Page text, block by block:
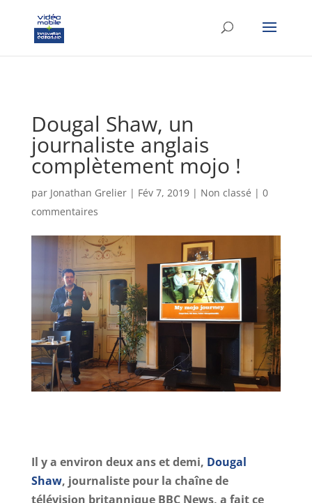
Dougal Shaw, un
journaliste anglais
complètement mojo !
par Jonathan Grelier| Fév 7, 2019| Non classé | 0
commentaires
Il y a environ deux ans et demi, Dougal
Shaw, journaliste pour la chaîne de
télévision britannique BBC News, a fait ce